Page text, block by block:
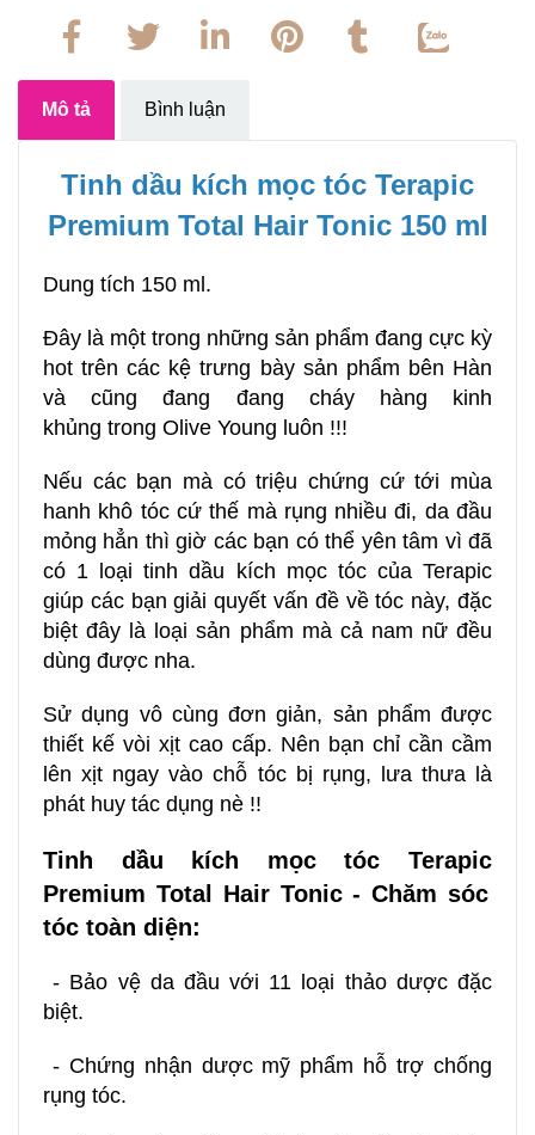
Mô tả Bình luận
Tinh dầu kích mọc tóc Terapic
Premium Total Hair Tonic 150 ml
Dung tích 150 ml.
Đây là một trong những sản phẩm đang cực kỳ
hot trên các kệ trưng bày sản phẩm bên Hàn
và cũng đang đang cháy hàng kinh
khủng trong Olive Young luôn !!!
Nếu các bạn mà có triệu chứng cứ tới mùa
hanh khô tóc cứ thế mà rụng nhiều đi, da đầu
mỏng hẳn thì giờ các bạn có thể yên tâm vì đã
có 1 loại tinh dầu kích mọc tóc của Terapic
giúp các bạn giải quyết vấn đề về tóc này, đặc
biệt đây là loại sản phẩm mà cả nam nữ đều
dùng được nha.
Sử dụng vô cùng đơn giản, sản phẩm được
thiết kế vòi xịt cao cấp. Nên bạn chỉ cần cầm
lên xịt ngay vào chỗ tóc bị rụng, lưa thưa là
phát huy tác dụng nè !!
Tinh dầu kích mọc tóc Terapic
Premium Total Hair Tonic- Chăm sóc
tóc toàn diện:
- Bảo vệ da đầu với 11 loại thảo dược đặc
biệt.
- Chứng nhận dược mỹ phẩm hỗ trợ chống
rụng tóc.